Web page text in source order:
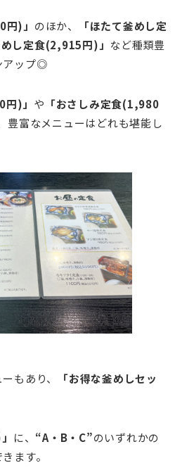
)」 のほか、
「ほたて釜めし定
めし定食(2,915円)」 など種類豊
アップ◎
)」 や 「おさしみ定食(1,980
豊富なメニューはどれも堪能し
もあり、
「お得な釜めしセッ
に、 “A・B・C”のいずれかの
ます。